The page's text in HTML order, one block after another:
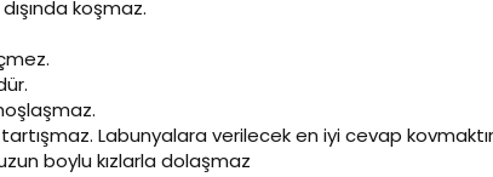
koşmaz.
Labunyalara verilecek en iyi cevap
boylu kızlarla dolaşmaz